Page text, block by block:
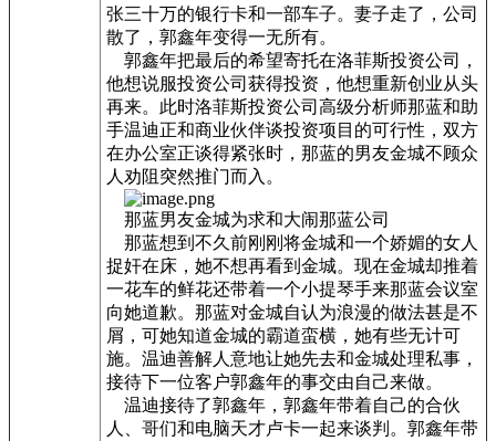
张三十万的银行卡和一部车子。妻子走了，公司
散了，郭鑫年变得一无所有。
郭鑫年把最后的希望寄托在洛菲斯投资公司，
他想说服投资公司获得投资，他想重新创业从头
再来。此时洛菲斯投资公司高级分析师那蓝和助
手温迪正和商业伙伴谈投资项目的可行性，双方
在办公室正谈得紧张时，那蓝的男友金城不顾众
人劝阻突然推门而入。
那蓝男友金城为求和大闹那蓝公司
那蓝想到不久前刚刚将金城和一个娇媚的女人
捉奸在床，她不想再看到金城。现在金城却推着
一花车的鲜花还带着一个小提琴手来那蓝会议室
向她道歉。那蓝对金城自认为浪漫的做法甚是不
屑，可她知道金城的霸道蛮横，她有些无计可
施。温迪善解人意地让她先去和金城处理私事，
接待下一位客户郭鑫年的事交由自己来做。
温迪接待了郭鑫年，郭鑫年带着自己的合伙
人、哥们和电脑天才卢卡一起来谈判。郭鑫年带